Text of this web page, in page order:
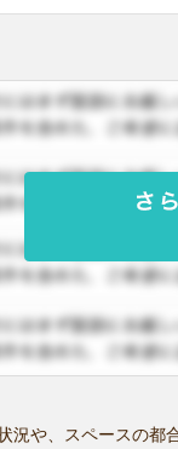
況や、スペースの都